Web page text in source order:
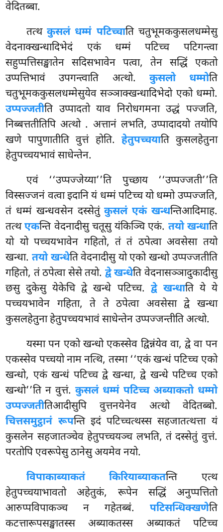
वेदितब्बा.
तत्थकुसलं धम्मं पटिच्चाति चतुभूमककुसलधम्मेसु
वेदनाक्खन्धादिभेदं एकं धम्मं पटिच्च पटिगन्त्वा
सहुप्पत्तिसङ्खातेन सदिसभावेन पत्वा, तेन सद्धिं एकतो
उप्पत्तिभावं उपगन्त्वाति अत्थो. कुसलो धम्मोति
चतुभूमककुसलधम्मेसुयेव सञ्ञाक्खन्धादिभेदो एको धम्मो.
उप्पज्जतीति उप्पादतो याव निरोधगमना उद्धं पज्जति,
निब्बत्ततीतिपि अत्थो . अत्तानं लभति, उप्पादादयो तयोपि
खणे पापुणातीति वुत्तं होति. हेतुपच्चयाति कुसलहेतुना
हेतुपच्चयभावं साधेन्तेन.
एवं ‘‘उप्पज्जेय्या’’ति पुच्छाय ‘‘उप्पज्जती’’ति
विस्सज्जनं वत्वा इदानि यं धम्मं पटिच्च यो धम्मो उप्पज्जति,
तं धम्मं खन्धवसेन दस्सेतुंकुसलं एकं खन्धन्तिआदिमाह.
तत्थएकन्ति वेदनादीसु चतूसु यंकिञ्चि एकं. तयो खन्धाति
यो यो पच्चयभावेन गहितो, तं तं ठपेत्वा अवसेसा तयो
खन्धा. तयो खन्धेति वेदनादीसु यो एको खन्धो उप्पज्जतीति
गहितो, तं ठपेत्वा सेसे तयो. द्वे खन्धेति वेदनासञ्ञादुकादीसु
छसु दुकेसु येकेचिद्वे खन्धे पटिच्च. द्वे खन्धाति ये ये
पच्चयभावेन गहिता, ते ते ठपेत्वा अवसेसा द्वे खन्धा
कुसलहेतुना हेतुपच्चयभावं साधेन्तेन उप्पज्जन्तीति अत्थो.
यस्मा पन एको खन्धो एकस्सेव द्विन्नंयेव वा, द्वे वा पन
एकस्सेव पच्चयो नाम नत्थि, तस्मा ‘‘एकं खन्धं पटिच्च एको
खन्धो, एकं खन्धं पटिच्च द्वे खन्धा, द्वे खन्धे पटिच्च एको
खन्धो’’ति न वुत्तं.कुसलं धम्मं पटिच्च अब्याकतो धम्मो
उप्पज्जतीतिआदीसुपि वुत्तनयेनेव अत्थो वेदितब्बो.
चित्तसमुट्ठानं रूपन्ति इदं पटिच्चत्थस्स सहजातत्थत्ता यं
कुसलेन सहजातञ्चेव हेतुपच्चयञ्च लभति, तं दस्सेतुं वुत्तं.
परतोपि एवरूपेसु ठानेसु अयमेव नयो.
विपाकाब्याकतं किरियाब्याकतन्ति एत्थ
हेतुपच्चयाभावतो अहेतुकं, रूपेन सद्धिं अनुप्पत्तितो
आरुप्पविपाकञ्च न गहेतब्बं. पटिसन्धिक्खणेति
कटत्तारूपसङ्खातस्स अब्याकतस्स अब्याकतं पटिच्च